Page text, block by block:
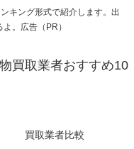
キング形式で紹介します。出
。広告（PR）
買取業者おすすめ10
買取業者比較